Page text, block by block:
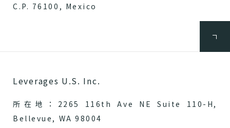
C.P. 76100, Mexico
Leverages U.S. Inc.
所在地：2265 116th Ave NE Suite 110-H,
Bellevue, WA 98004